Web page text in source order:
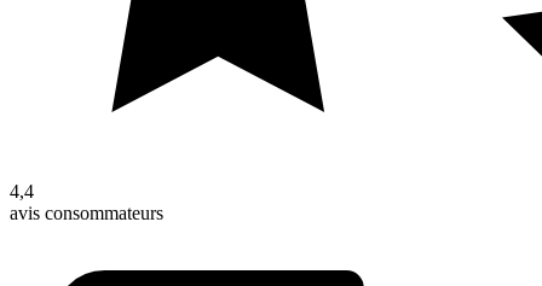
4,4
avis consommateurs